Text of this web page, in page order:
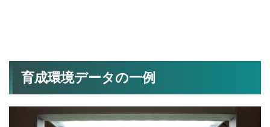
育成環境データの一例